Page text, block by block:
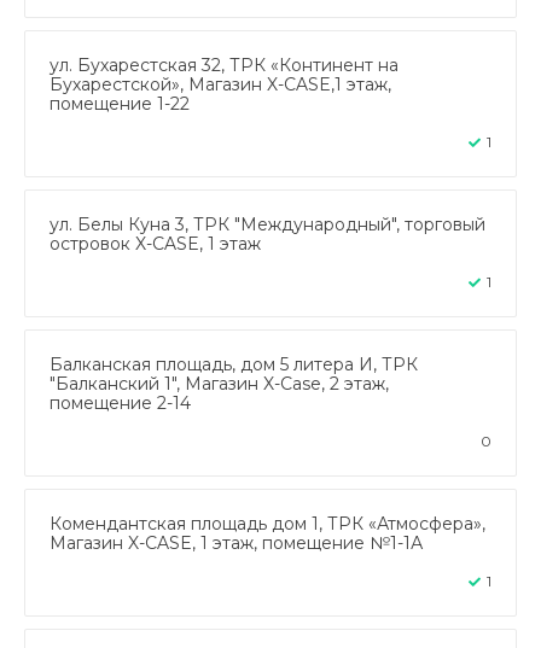
ул. Бухарестская 32, ТРК «Континент на
Бухарестской», Магазин X-CASE,1 этаж,
помещение 1-22
1
ул. Белы Куна 3, ТРК "Международный", торговый
островок X-CASE, 1 этаж
1
Балканская площадь, дом 5 литера И, ТРК
"Балканский 1", Магазин X-Case, 2 этаж,
помещение 2-14
0
Комендантская площадь дом 1, ТРК «Атмосфера»,
Магазин X-CASE, 1 этаж, помещение №1-1А
1